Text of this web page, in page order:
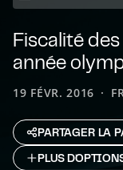
Fiscalité
année
19 FÉVR. 2016
PARTAGER LA
PLUS